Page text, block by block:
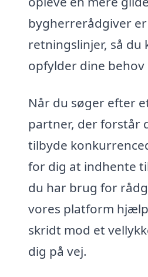
bygherrerådgiver
retningslinjer, så du
opfylder dine behov
Når du søger efter
partner, der forstår
tilbyde
for dig at indhente
du har brug for
vores platform
skridt mod et
dig på vej.